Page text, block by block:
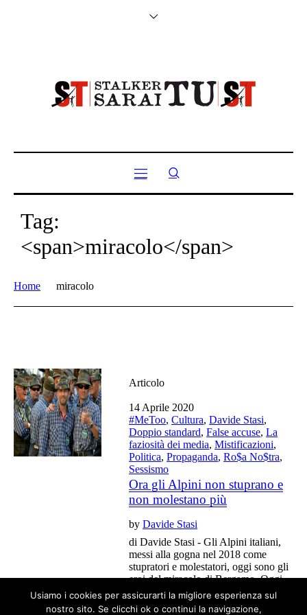
Tag:
<span>miracolo</span>
Home miracolo
Articolo
14 Aprile 2020
#MeToo,Cultura,Davide Stasi,
Doppio standard,False accuse,La
faziosità dei media,Mistificazioni,
Politica,Propaganda,Ro$a No$tra,
Sessismo
Ora gli Alpini non stuprano e
non molestano più
byDavide Stasi
di Davide Stasi - Gli Alpini italiani,
messi alla gogna nel 2018 come
stupratori e molestatori, oggi sono gli
eroi del miracolo di Bergamo. Oggi
qualcuno dovrebbe scusarsi.
Usiamo i cookies per assicurarti la migliore esperienza sul
nostro sito. Se clicchi ok o continui la navigazione,